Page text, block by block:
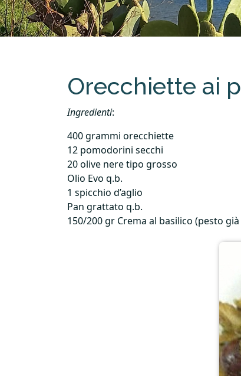
Orecchiette ai
Ingredienti:
400 grammi orecchiette
12 pomodorini secchi
20 olive nere tipo grosso
Olio Evo q.b.
1 spicchio d’aglio
Pan grattato q.b.
150/200 gr Crema al basilico (pesto